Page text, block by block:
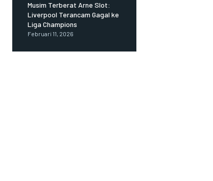
Musim Terberat Arne Slot:
Liverpool Terancam Gagal ke
Liga Champions
Februari 11, 2026